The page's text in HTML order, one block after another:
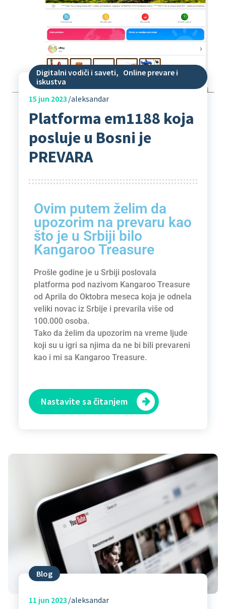
Digitalni vodiči i saveti, Online prevare i
iskustva
15 jun 2023 aleksandar
Platforma em1188 koja
posluje u Bosni je
PREVARA
Ovim putem želim da
upozorim na prevaru kao
što je u Srbiji bilo
Kangaroo Treasure
Prošle godine je u Srbiji poslovala
platforma pod nazivom Kangaroo Treasure
od Aprila do Oktobra meseca koja je odnela
veliki novac iz Srbije i prevarila više od
100.000 osoba.
Tako da želim da upozorim na vreme ljude
koji su u igri sa njima da ne bi bili prevareni
kao i mi sa Kangaroo Treasure.
Nastavite sa čitanjem
Blog
11 jun 2023 aleksandar